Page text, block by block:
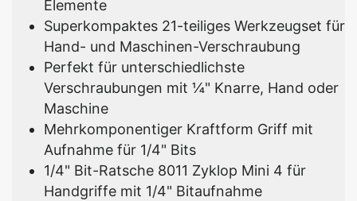
Elemente
Superkompaktes 21-teiliges Werkzeugset für
Hand- und Maschinen-Verschraubung
Perfekt für unterschiedlichste
Verschraubungen mit ¼" Knarre, Hand oder
Maschine
Mehrkomponentiger Kraftform Griff mit
Aufnahme für 1/4" Bits
1/4" Bit-Ratsche 8011 Zyklop Mini 4 für
Handgriffe mit 1/4" Bitaufnahme